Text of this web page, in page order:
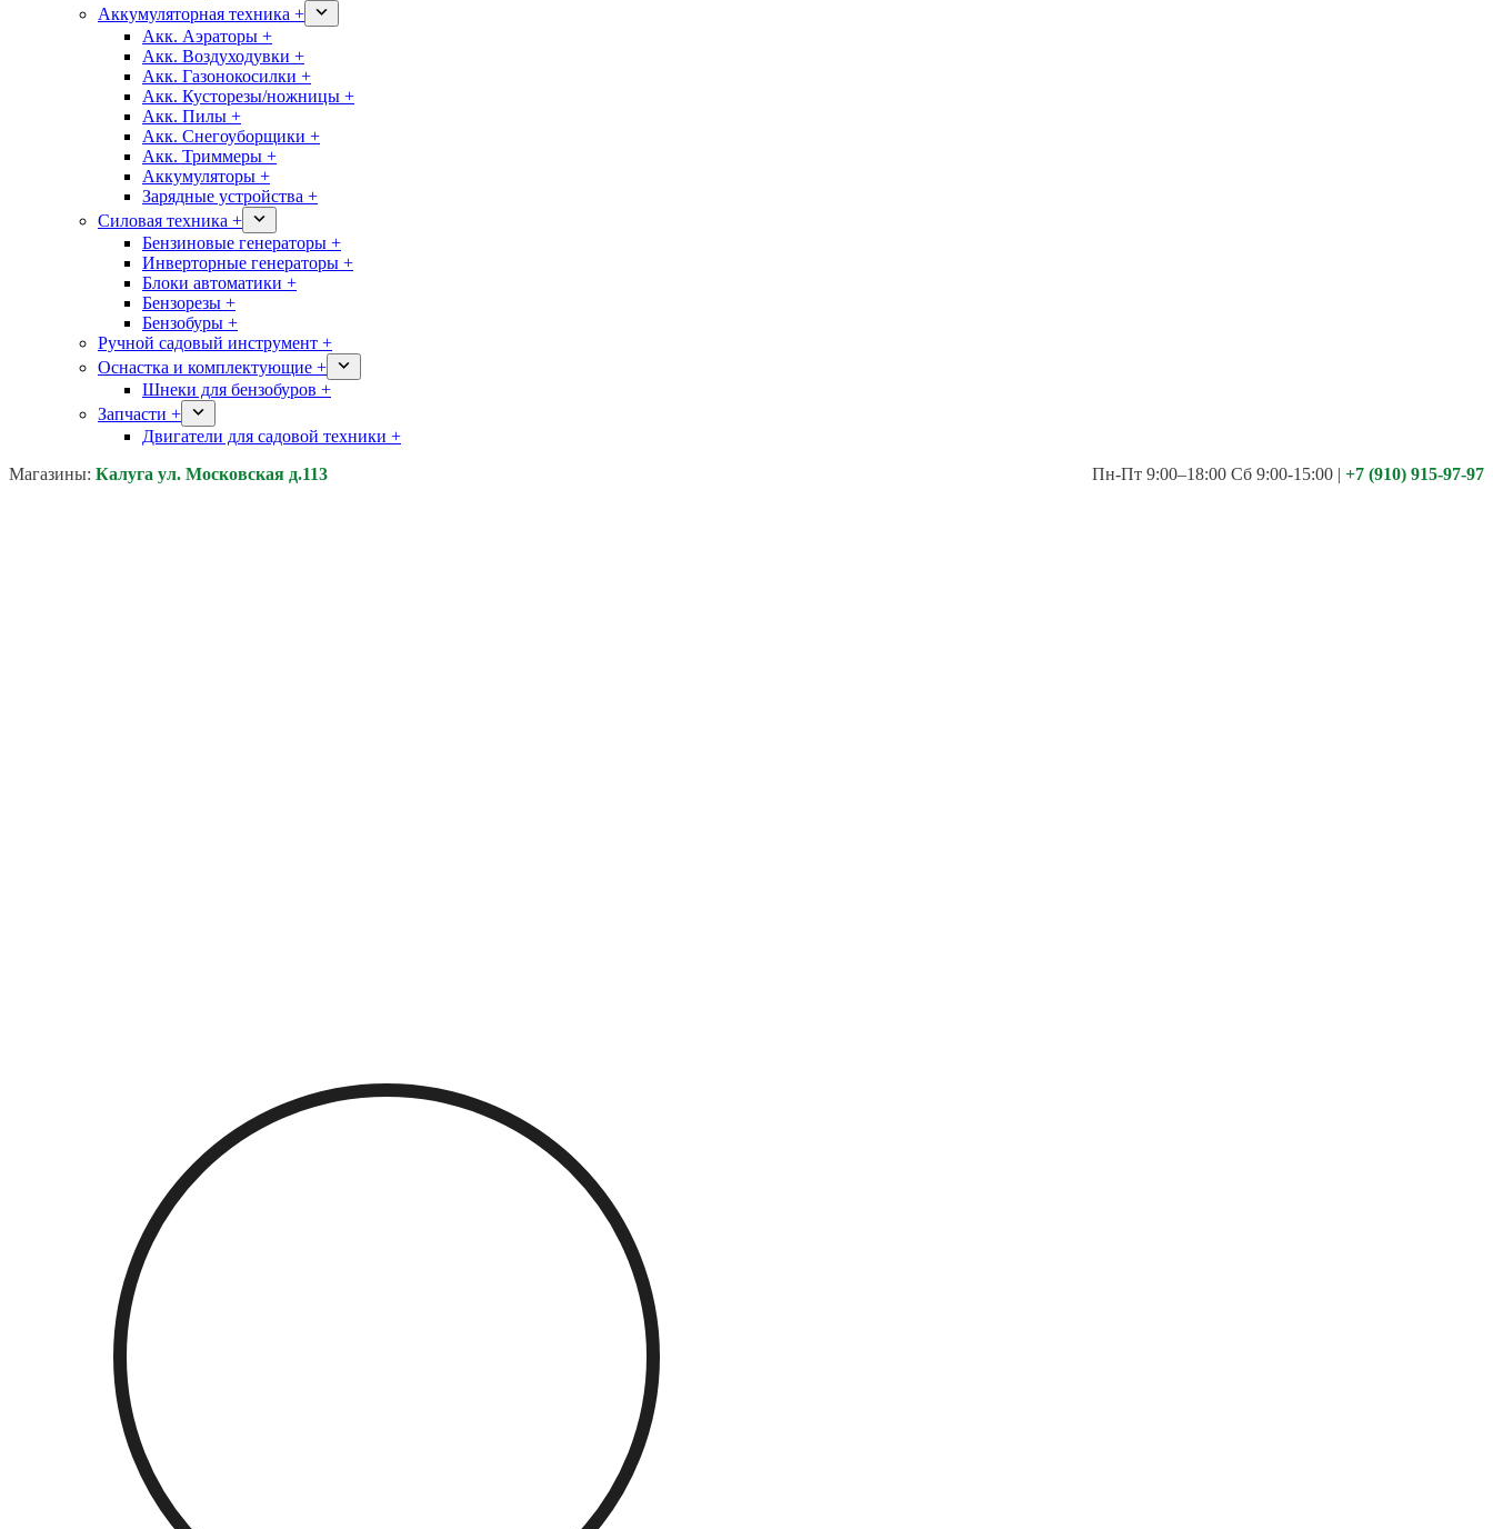
Аккумуляторная техника +
Акк. Аэраторы +
Акк. Воздуходувки +
Акк. Газонокосилки +
Акк. Кусторезы/ножницы +
Акк. Пилы +
Акк. Снегоуборщики +
Акк. Триммеры +
Аккумуляторы +
Зарядные устройства +
Силовая техника +
Бензиновые генераторы +
Инверторные генераторы +
Блоки автоматики +
Бензорезы +
Бензобуры +
Ручной садовый инструмент +
Оснастка и комплектующие +
Шнеки для бензобуров +
Запчасти +
Двигатели для садовой техники +
Магазины: Калуга ул. Московская д.113 Пн-Пт 9:00–18:00 Сб 9:00-15:00 | +7 (910) 915-97-97